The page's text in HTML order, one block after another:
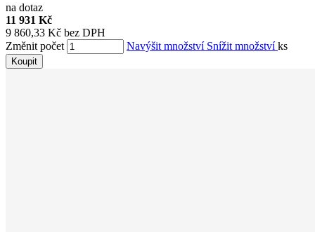
na dotaz
11 931 Kč
9 860,33 Kč bez DPH
Změnit počet
Navýšit množství Snížit množstvíks
Koupit